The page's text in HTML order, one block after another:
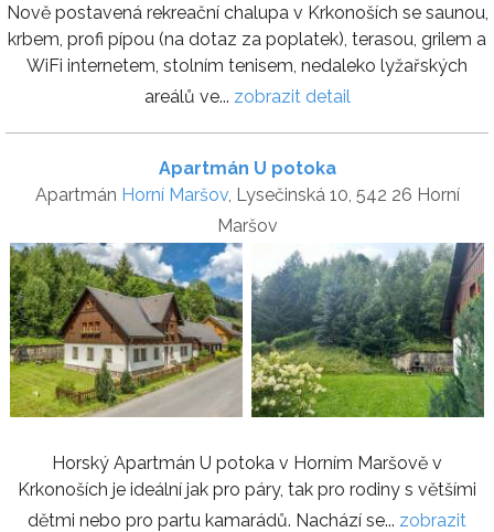
Nově postavená rekreační chalupa v Krkonoších se saunou,
krbem, profi pípou (na dotaz za poplatek), terasou, grilem a
WiFi internetem, stolním tenisem, nedaleko lyžařských
areálů ve... zobrazit detail
Apartmán U potoka
Apartmán Horní Maršov, Lysečinská 10, 542 26 Horní
Maršov
Horský Apartmán U potoka v Horním Maršově v
Krkonoších je ideální jak pro páry, tak pro rodiny s většími
dětmi nebo pro partu kamarádů. Nachází se... zobrazit